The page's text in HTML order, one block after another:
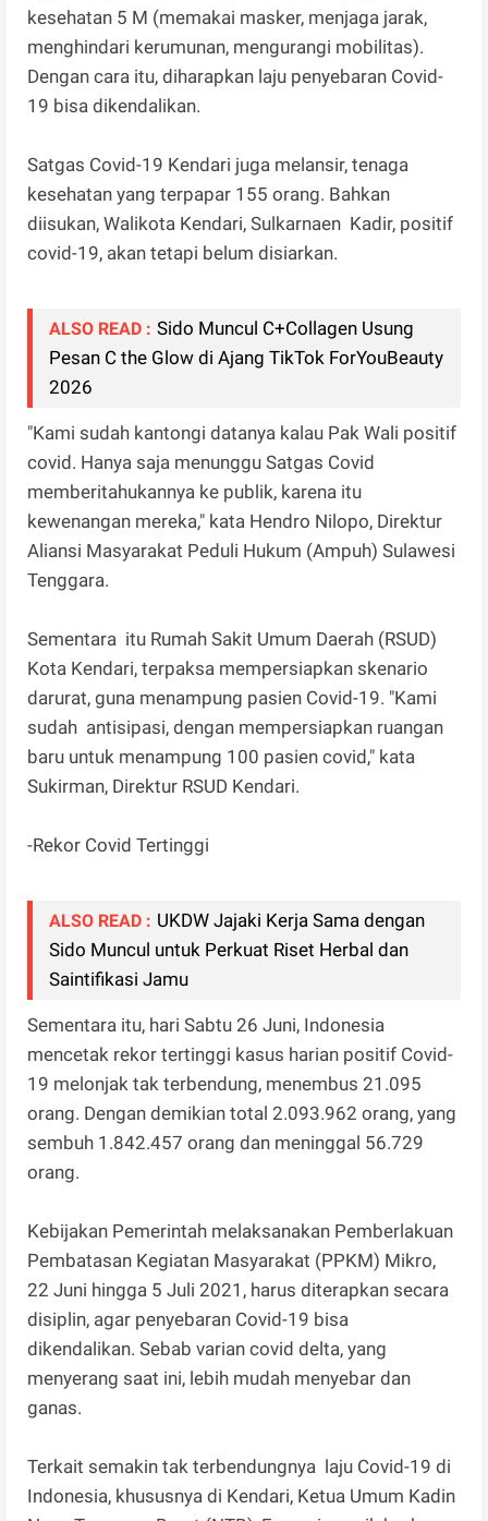
kesehatan 5 M (memakai masker, menjaga jarak,
menghindari kerumunan, mengurangi mobilitas).
Dengan cara itu, diharapkan laju penyebaran Covid-
19 bisa dikendalikan.
Satgas Covid-19 Kendari juga melansir, tenaga
kesehatan yang terpapar 155 orang. Bahkan
diisukan, Walikota Kendari, Sulkarnaen Kadir, positif
covid-19, akan tetapi belum disiarkan.
ALSO READ : Sido Muncul C+Collagen Usung
Pesan C the Glow di Ajang TikTok ForYouBeauty
2026
"Kami sudah kantongi datanya kalau Pak Wali positif
covid. Hanya saja menunggu Satgas Covid
memberitahukannya ke publik, karena itu
kewenangan mereka," kata Hendro Nilopo, Direktur
Aliansi Masyarakat Peduli Hukum (Ampuh) Sulawesi
Tenggara.
Sementara itu Rumah Sakit Umum Daerah (RSUD)
Kota Kendari, terpaksa mempersiapkan skenario
darurat, guna menampung pasien Covid-19. "Kami
sudah antisipasi, dengan mempersiapkan ruangan
baru untuk menampung 100 pasien covid," kata
Sukirman, Direktur RSUD Kendari.
-Rekor Covid Tertinggi
ALSO READ : UKDW Jajaki Kerja Sama dengan
Sido Muncul untuk Perkuat Riset Herbal dan
Saintifikasi Jamu
Sementara itu, hari Sabtu 26 Juni, Indonesia
mencetak rekor tertinggi kasus harian positif Covid-
19 melonjak tak terbendung, menembus 21.095
orang. Dengan demikian total 2.093.962 orang, yang
sembuh 1.842.457 orang dan meninggal 56.729
orang.
Kebijakan Pemerintah melaksanakan Pemberlakuan
Pembatasan Kegiatan Masyarakat (PPKM) Mikro,
22 Juni hingga 5 Juli 2021, harus diterapkan secara
disiplin, agar penyebaran Covid-19 bisa
dikendalikan. Sebab varian covid delta, yang
menyerang saat ini, lebih mudah menyebar dan
ganas.
Terkait semakin tak terbendungnya laju Covid-19 di
Indonesia, khususnya di Kendari, Ketua Umum Kadin